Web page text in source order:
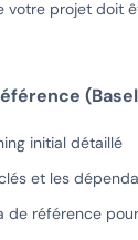
votre projet doit
initial détaillé
et les
de référence